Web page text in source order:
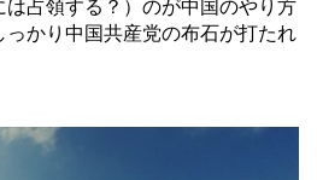
は占領する？）のが中国のやり方
かり中国共産党の布石が打たれ